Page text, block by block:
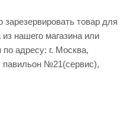
зарезервировать товар для
нашего магазина или
адресу: г. Москва,
№21(сервис),